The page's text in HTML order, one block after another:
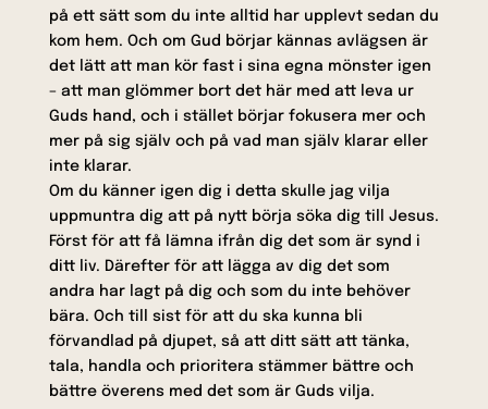
på ett sätt som du inte alltid har upplevt sedan du
kom hem. Och om Gud börjar kännas avlägsen är
det lätt att man kör fast i sina egna mönster igen
– att man glömmer bort det här med att leva ur
Guds hand, och i stället börjar fokusera mer och
mer på sig själv och på vad man själv klarar eller
inte klarar.
Om du känner igen dig i detta skulle jag vilja
uppmuntra dig att på nytt börja söka dig till Jesus.
Först för att få lämna ifrån dig det som är synd i
ditt liv. Därefter för att lägga av dig det som
andra har lagt på dig och som du inte behöver
bära. Och till sist för att du ska kunna bli
förvandlad på djupet, så att ditt sätt att tänka,
tala, handla och prioritera stämmer bättre och
bättre överens med det som är Guds vilja.